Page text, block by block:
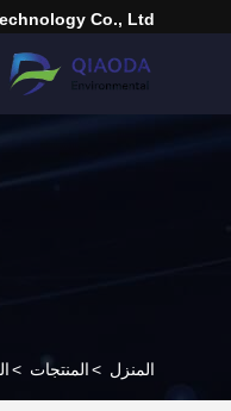
Co., Ltd.
المنزل >المنتجات >